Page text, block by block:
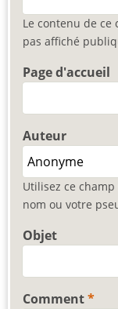
Le contenu de
pas affiché
Page d'accueil
Auteur
Utilisez ce
nom ou votre
Objet
Comment